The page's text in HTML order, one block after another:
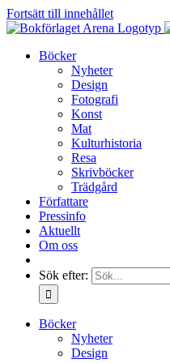
Fortsätt till innehållet
Böcker
Nyheter
Design
Fotografi
Konst
Mat
Kulturhistoria
Resa
Skrivböcker
Trädgård
Författare
Pressinfo
Aktuellt
Om oss
Sök efter:
Böcker
Nyheter
Design